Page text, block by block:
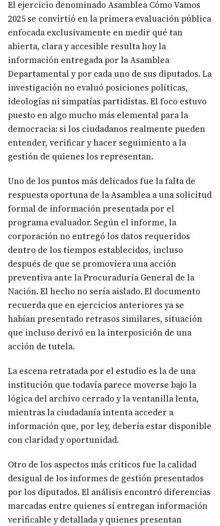
El ejercicio denominado Asamblea Cómo Vamos
2025 se convirtió en la primera evaluación pública
enfocada exclusivamente en medir qué tan
abierta, clara y accesible resulta hoy la
información entregada por la Asamblea
Departamental y por cada uno de sus diputados. La
investigación no evaluó posiciones políticas,
ideologías ni simpatías partidistas. El foco estuvo
puesto en algo mucho más elemental para la
democracia: si los ciudadanos realmente pueden
entender, verificar y hacer seguimiento a la
gestión de quienes los representan.
Uno de los puntos más delicados fue la falta de
respuesta oportuna de la Asamblea a una solicitud
formal de información presentada por el
programa evaluador. Según el informe, la
corporación no entregó los datos requeridos
dentro de los tiempos establecidos, incluso
después de que se promoviera una acción
preventiva ante la Procuraduría General de la
Nación. El hecho no sería aislado. El documento
recuerda que en ejercicios anteriores ya se
habían presentado retrasos similares, situación
que incluso derivó en la interposición de una
acción de tutela.
La escena retratada por el estudio es la de una
institución que todavía parece moverse bajo la
lógica del archivo cerrado y la ventanilla lenta,
mientras la ciudadanía intenta acceder a
información que, por ley, debería estar disponible
con claridad y oportunidad.
Otro de los aspectos más críticos fue la calidad
desigual de los informes de gestión presentados
por los diputados. El análisis encontró diferencias
marcadas entre quienes sí entregan información
verificable y detallada y quienes presentan